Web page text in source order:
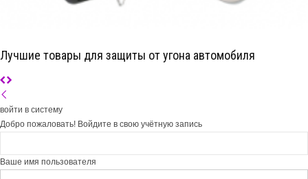
Лучшие товары для защиты от угона автомобиля
войти в систему
Добро пожаловать! Войдите в свою учётную запись
Ваше имя пользователя